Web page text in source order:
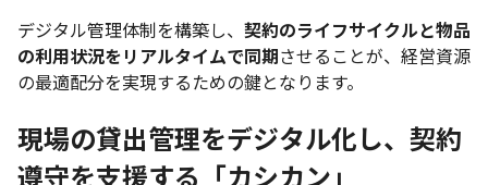
デジタル管理体制を構築し、 契約のライフサイクルと物品
の利用状況をリアルタイムで同期させることが、経営資源
の最適配分を実現するための鍵となります。
現場の貸出管理をデジタル化し、契約
遵守を支援する「カシカン」